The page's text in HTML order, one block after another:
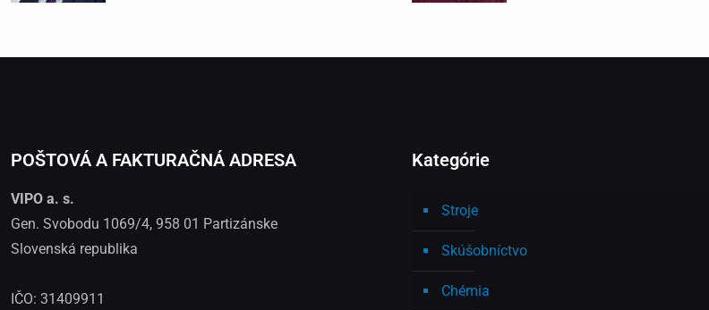
POŠTOVÁ A FAKTURAČNÁ ADRESA
VIPO a. s.
Gen. Svobodu 1069/4, 958 01 Partizánske
Slovenská republika
IČO: 31409911
Kategórie
Stroje
Skúšobníctvo
Chémia